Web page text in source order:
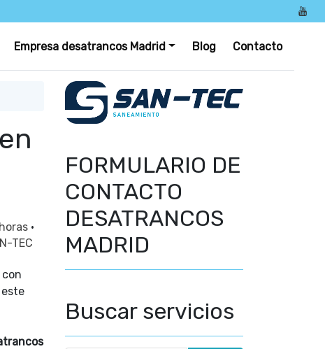
Empresa desatrancos Madrid Blog Contacto
·
TEC
FORMULARIO DE
CONTACTO
DESATRANCOS
MADRID
Buscar servicios